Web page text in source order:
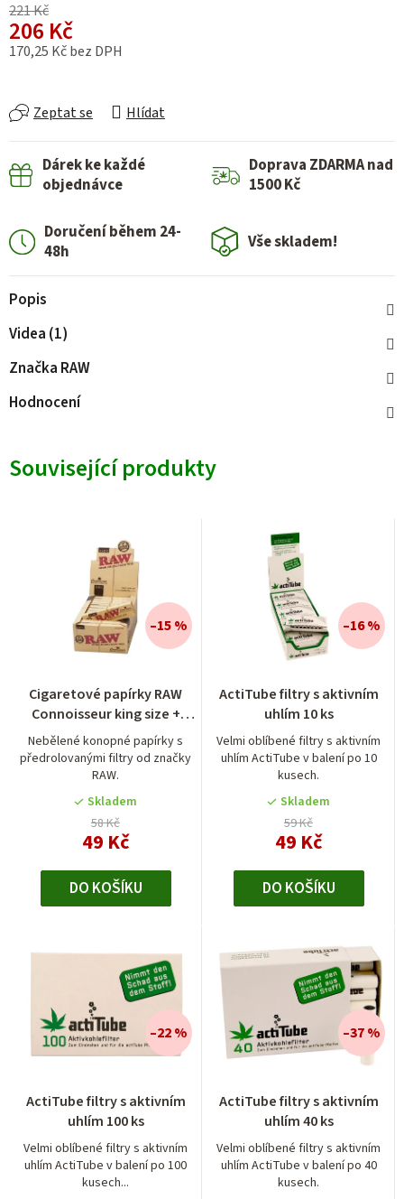
221 Kč
206 Kč
170,25 Kč bez DPH
Zeptat se Hlídat
Dárek ke každé
objednávce
Doprava ZDARMA nad
1500 Kč
Doručení během 24-
48h
Vše skladem!
Popis
Videa (1)
Značka RAW
Hodnocení
Související produkty
Cigaretové papírky RAW
Connoisseur king size +
předrolované filtry
Nebělené konopné papírky s
předrolovanými filtry od značky
RAW.
Skladem
58 Kč
49 Kč
–15 %
DO KOŠÍKU
ActiTube filtry s aktivním
uhlím 10 ks
Velmi oblíbené filtry s aktivním
uhlím ActiTube v balení po 10
kusech.
Skladem
59 Kč
49 Kč
–16 %
DO KOŠÍKU
ActiTube filtry s aktivním
uhlím 100 ks
Velmi oblíbené filtry s aktivním
uhlím ActiTube v balení po 100
kusech...
hodnocení
produktu
je
4,5
z
–22 %
ActiTube filtry s aktivním
uhlím 40 ks
Velmi oblíbené filtry s aktivním
uhlím ActiTube v balení po 40
kusech.
hodnocení
produktu
je
4,0
z
–37 %